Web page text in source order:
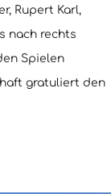
Rupert Karl,
nach rechts
Spielen
gratuliert den